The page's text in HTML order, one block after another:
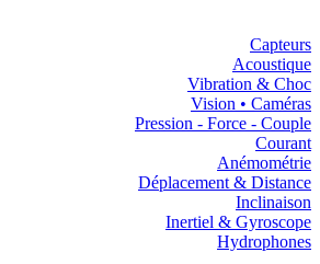
Capteurs
Acoustique
Vibration & Choc
Vision • Caméras
Pression - Force - Couple
Courant
Anémométrie
Déplacement & Distance
Inclinaison
Inertiel & Gyroscope
Hydrophones